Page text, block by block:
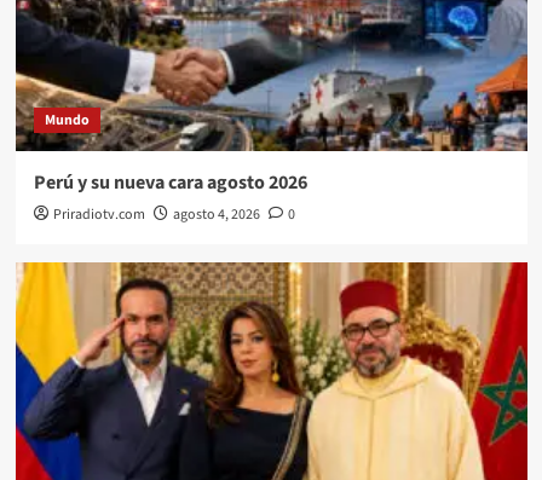
Mundo
Perú y su nueva cara agosto 2026
Priradiotv.com agosto 4, 2026 0